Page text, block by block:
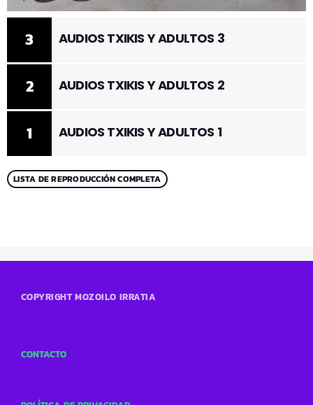
1 AUDIOS TXIKIS Y ADULTOS 1
2 AUDIOS TXIKIS Y ADULTOS 2
3 AUDIOS TXIKIS Y ADULTOS 3
LISTA DE REPRODUCCIÓN COMPLETA
COPYRIGHT MOZOILO IRRATIA
CONTACTO